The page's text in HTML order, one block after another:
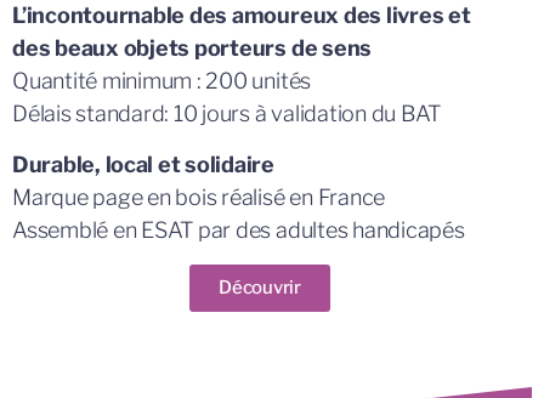
L’incontournable des amoureux des livres et
des beaux objets porteurs de sens
Quantité minimum : 200 unités
Délais standard: 10 jours à validation du BAT
Durable, local et solidaire
Marque page en bois réalisé en France
Assemblé en ESAT par des adultes handicapés
Découvrir